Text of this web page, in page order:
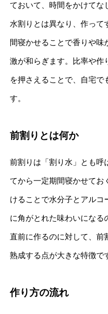
ておいて、時間をかけてな
水割りとは異なり、作って
間寝かせることで香りや味
激が和らぎます。比率や作
を押さえることで、自宅で
す。
前割りとは何か
前割りは「割り水」とも呼
てから一定期間寝かせてお
けることで水分子とアルコ
に角がとれた味わいになる
直前に作るのに対して、前
熟成する点が大きな特徴で
作り方の流れ